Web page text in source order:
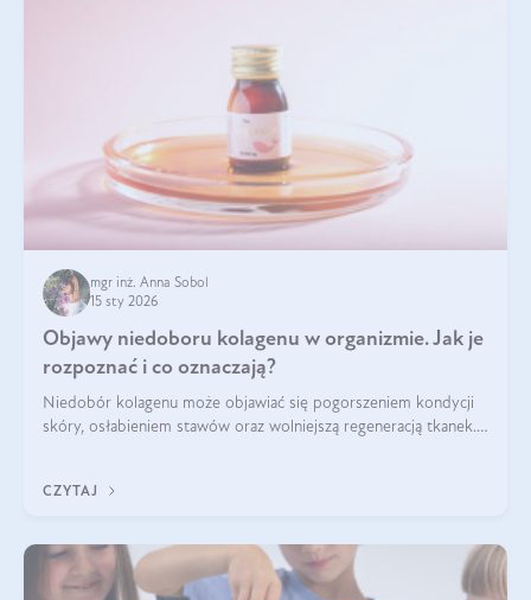
mgr inż. Anna Sobol
15 sty 2026
Objawy niedoboru kolagenu w organizmie. Jak je
rozpoznać i co oznaczają?
Niedobór kolagenu może objawiać się pogorszeniem kondycji
skóry, osłabieniem stawów oraz wolniejszą regeneracją tkanek.
osłabienie włosów.
CZYTAJ